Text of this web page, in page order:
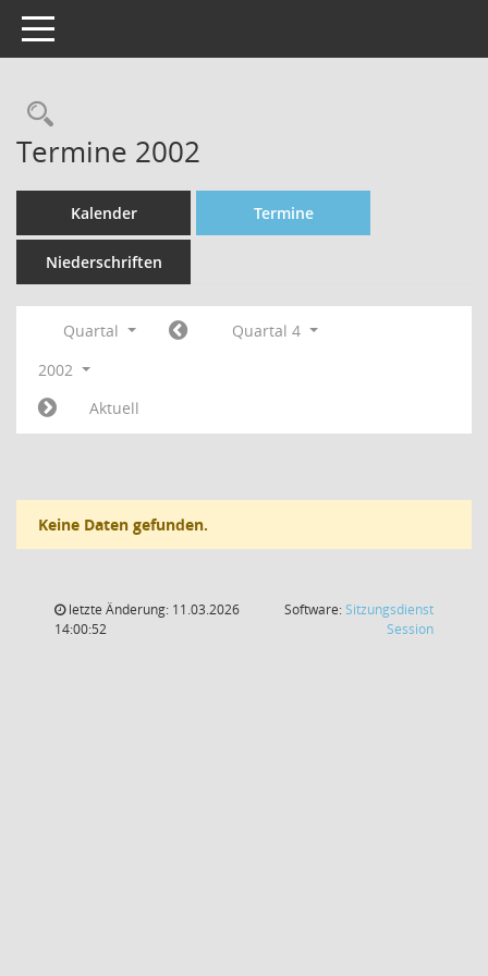
Toggle navigation
Rechercheauswahl
Termine 2002
Kalender Termine
Niederschriften
Quartal
Quartal 4
2002
Aktuell
Keine Daten gefunden.
letzte Änderung: 11.03.2026
14:00:52
Software:Sitzungsdienst
Session(Wird in